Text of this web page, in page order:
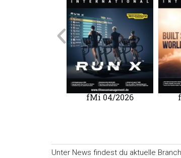
fMi 04/2026
Unter News findest du aktuelle